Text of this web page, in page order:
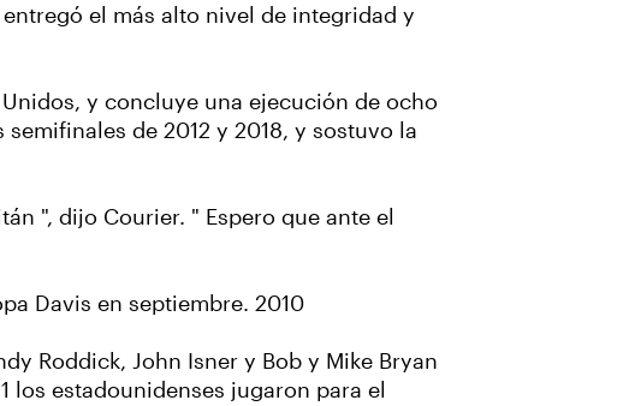
el más alto nivel de integridad y
y concluye una ejecución de ocho
de 2012 y 2018, y sostuvo la
", dijo Courier. " Espero que ante el
Davis en septiembre. 2010
Roddick, John Isner y Bob y Mike Bryan
los estadounidenses jugaron para el